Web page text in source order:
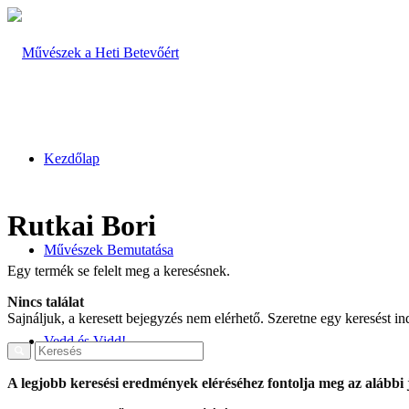
Kezdőlap
Művészek Bemutatása
Vedd és Vidd!
Rutkai Bori
Egy termék se felelt meg a keresésnek.
Nincs találat
Sajnáljuk, a keresett bejegyzés nem elérhető. Szeretne egy keresést
A legjobb keresési eredmények eléréséhez fontolja meg az